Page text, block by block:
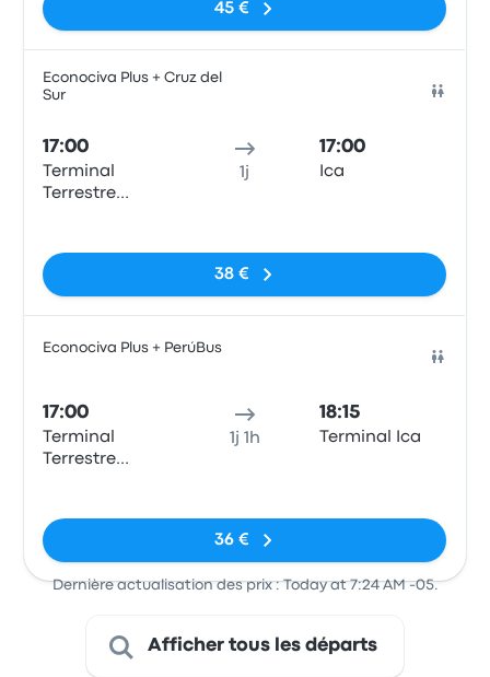
45 €
Econociva Plus + Cruz del
Sur
17:00
Terminal
Terrestre
1j
17:00
Ica
38 €
Econociva Plus + PerúBus
17:00
Terminal
Terrestre
1j 1h
18:15
Terminal Ica
36 €
Dernière actualisation des prix : Today at 7:24 AM -05.
Afficher tous les départs